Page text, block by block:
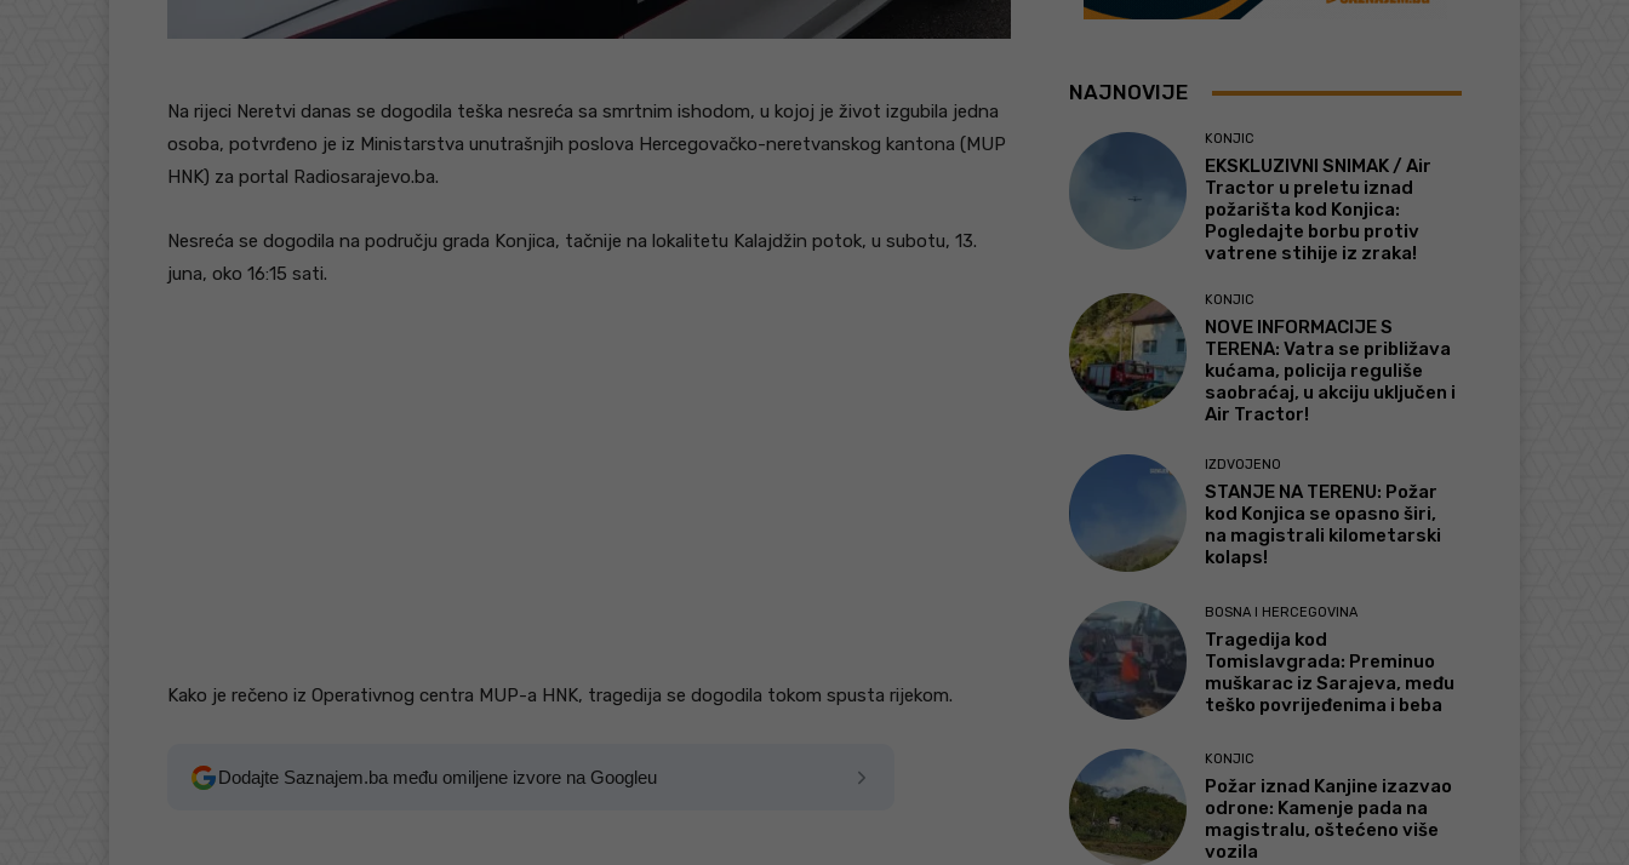
Na rijeci Neretvi danas se dogodila teška nesreća sa smrtnim ishodom, u kojoj je život izgubila jedna
osoba, potvrđeno je iz Ministarstva unutrašnjih poslova Hercegovačko-neretvanskog kantona (MUP
HNK) za portal Radiosarajevo.ba.
Nesreća se dogodila na području grada Konjica, tačnije na lokalitetu Kalajdžin potok, u subotu, 13.
juna, oko 16:15 sati.
Kako je rečeno iz Operativnog centra MUP-a HNK, tragedija se dogodila tokom spusta rijekom.
Dodajte Saznajem.ba među omiljene izvore na Googleu
NAJNOVIJE
KONJIC
EKSKLUZIVNI SNIMAK / Air
Tractor u preletu iznad
požarišta kod Konjica:
Pogledajte borbu protiv
vatrene stihije iz zraka!
KONJIC
NOVE INFORMACIJE S
TERENA: Vatra se približava
kućama, policija reguliše
saobraćaj, u akciju uključen i
Air Tractor!
IZDVOJENO
STANJE NA TERENU: Požar
kod Konjica se opasno širi,
na magistrali kilometarski
kolaps!
BOSNA I HERCEGOVINA
Tragedija kod
Tomislavgrada: Preminuo
muškarac iz Sarajeva, među
teško povrijeđenima i beba
KONJIC
Požar iznad Kanjine izazvao
odrone: Kamenje pada na
magistralu, oštećeno više
vozila